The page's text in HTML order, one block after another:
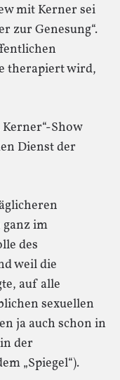
mit Kerner sei
zur Genesung“.
therapiert wird,
Show
Dienst der
ganz im
des
weil die
auf alle
sexuellen
ja auch schon in
der
„Spiegel“).